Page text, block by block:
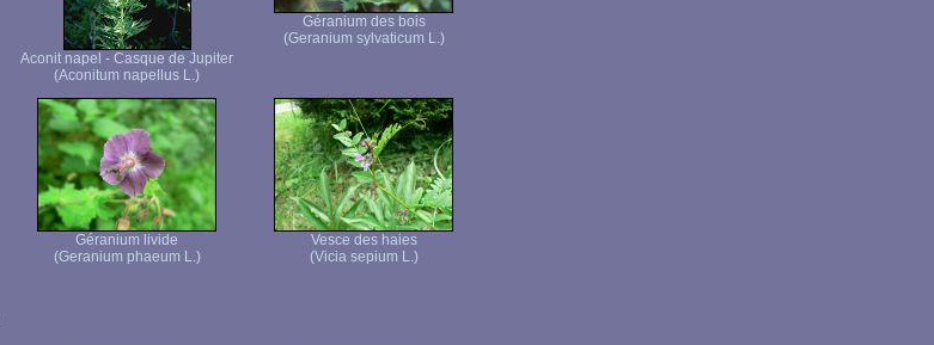
Aconit napel - Casque de Jupiter
(Aconitum napellus L.)
Géranium des bois
(Geranium sylvaticum L.)
Géranium livide
(Geranium phaeum L.)
Vesce des haies
(Vicia sepium L.)